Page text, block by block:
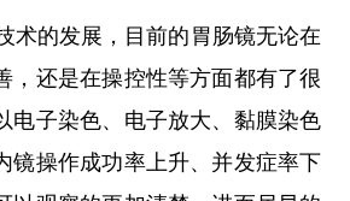
的发展，目前的胃肠镜无论在
，还是在操控性等方面都有了很
电子染色、电子放大、黏膜染色
镜操作成功率上升、并发症率下